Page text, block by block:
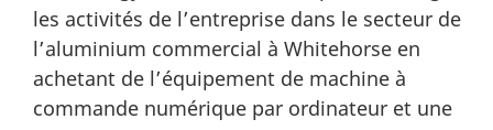
les activités de l’entreprise dans le secteur de
l’aluminium commercial à Whitehorse en
achetant de l’équipement de machine à
commande numérique par ordinateur et une